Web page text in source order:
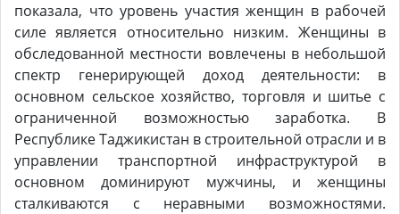
показала, что уровень участия женщин в рабочей
силе является относительно низким. Женщины в
обследованной местности вовлечены в небольшой
спектр генерирующей доход деятельности: в
основном сельское хозяйство, торговля и шитье с
ограниченной возможностью заработка. В
Республике Таджикистан в строительной отрасли и в
управлении транспортной инфраструктурой в
основном доминируют мужчины, и женщины
сталкиваются с неравными возможностями.